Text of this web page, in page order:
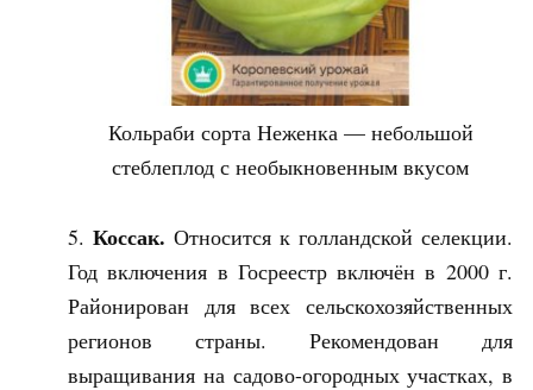
Кольраби сорта Неженка — небольшой
стеблеплод с необыкновенным вкусом
Коссак. Относится к голландской селекции.
Год включения в Госреестр включён в 2000 г.
Районирован для всех сельскохозяйственных
регионов страны. Рекомендован для
выращивания на садово-огородных участках, в